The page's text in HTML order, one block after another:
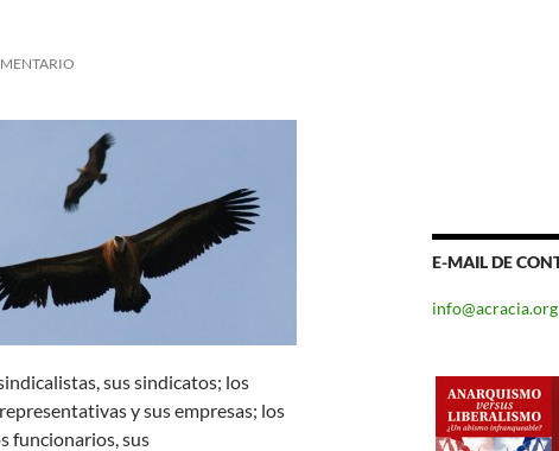
sus sindicatos; los
y sus empresas; los
funcionarios, sus
E-MAIL DE
info@acracia.org